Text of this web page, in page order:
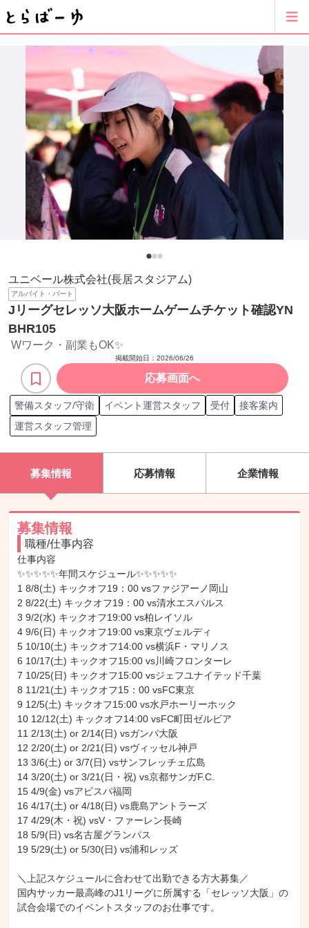
ユニベール株式会社(長居スタジアム)
アルバイト・パート
Jリーグセレッソ大阪ホームゲームチケット確認YN
BHR105
Wワーク・副業もOK✨
掲載開始日： 2026/06/26
応募画面へ
警備スタッフ/守衛 イベント運営スタッフ 受付
接客案内
運営スタッフ管理
募集情報 応募情報 企業情報
募集情報
職種/仕事内容
仕事内容
✨✨✨✨✨年間スケジュール✨✨✨✨✨
1 8/8(土) キックオフ19：00 vsファジアーノ岡山
2 8/22(土) キックオフ19：00 vs清水エスパルス
3 9/2(水) キックオフ19:00 vs柏レイソル
4 9/6(日) キックオフ19:00 vs東京ヴェルディ
5 10/10(土) キックオフ14:00 vs横浜F・マリノス
6 10/17(土) キックオフ15:00 vs川崎フロンターレ
7 10/25(日) キックオフ15:00 vsジェフユナイテッド千葉
8 11/21(土) キックオフ15：00 vsFC東京
9 12/5(土) キックオフ15:00 vs水戸ホーリーホック
10 12/12(土) キックオフ14:00 vsFC町田ゼルビア
11 2/13(土) or 2/14(日) vsガンバ大阪
12 2/20(土) or 2/21(日) vsヴィッセル神戸
13 3/6(土) or 3/7(日) vsサンフレッチェ広島
14 3/20(土) or 3/21(日・祝) vs京都サンガF.C.
15 4/9(金) vsアビスパ福岡
16 4/17(土) or 4/18(日) vs鹿島アントラーズ
17 4/29(木・祝) vsV・ファーレン長崎
18 5/9(日) vs名古屋グランパス
19 5/29(土) or 5/30(日) vs浦和レッズ
＼上記スケジュールに合わせて出勤できる方大募集／
国内サッカー最高峰のJ1リーグに所属する「セレッソ大阪」の
試合会場でのイベントスタッフのお仕事です。